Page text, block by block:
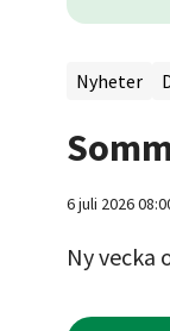
Nyheter
6 juli 2026
Ny vecka